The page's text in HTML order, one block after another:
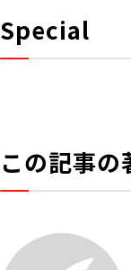
Special
この記事の